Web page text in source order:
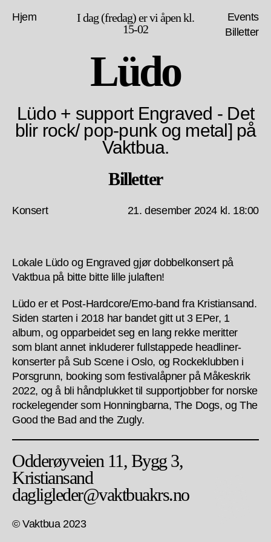
Hjem
I dag (fredag) er vi åpen kl.
15-02
Events
Billetter
Lüdo
Lüdo + support Engraved - Det
blir rock/ pop-punk og metal] på
Vaktbua.
Billetter
Konsert 21. desember 2024 kl. 18:00
Lokale Lüdo og Engraved gjør dobbelkonsert på
Vaktbua på bitte bitte lille julaften!
Lüdo er et Post-Hardcore/Emo-band fra Kristiansand.
Siden starten i 2018 har bandet gitt ut 3 EPer, 1
album, og opparbeidet seg en lang rekke meritter
som blant annet inkluderer fullstappede headliner-
konserter på Sub Scene i Oslo, og Rockeklubben i
Porsgrunn, booking som festivalåpner på Måkeskrik
2022, og å bli håndplukket til supportjobber for norske
rockelegender som Honningbarna, The Dogs, og The
Good the Bad and the Zugly.
Odderøyveien 11, Bygg 3,
Kristiansand
dagligleder@vaktbuakrs.no
© Vaktbua 2023